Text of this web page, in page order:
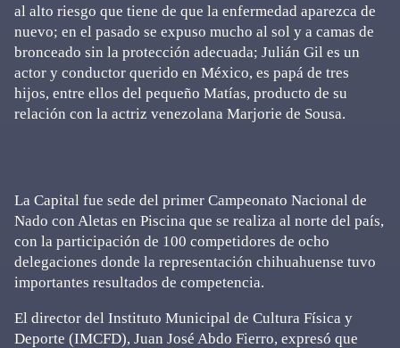
al alto riesgo que tiene de que la enfermedad aparezca de
nuevo; en el pasado se expuso mucho al sol y a camas de
bronceado sin la protección adecuada; Julián Gil es un
actor y conductor querido en México, es papá de tres
hijos, entre ellos del pequeño Matías, producto de su
relación con la actriz venezolana Marjorie de Sousa.
La Capital fue sede del primer Campeonato Nacional de
Nado con Aletas en Piscina que se realiza al norte del país,
con la participación de 100 competidores de ocho
delegaciones donde la representación chihuahuense tuvo
importantes resultados de competencia.
El director del Instituto Municipal de Cultura Física y
Deporte (IMCFD), Juan José Abdo Fierro, expresó que